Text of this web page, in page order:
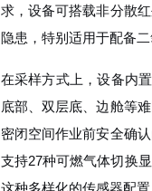
求，设备可搭载非分散
隐患，特别适用于配备
在采样方式上，设备内
底部、双层底、边舱等
密闭空间作业前安全确
支持27种可燃气体切换
这种多样化的传感器配